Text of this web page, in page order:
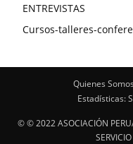
ENTREVISTAS
Cursos-talleres-
Quienes Somos
Estadísticas:
© © 2022 ASOCIACIÓN